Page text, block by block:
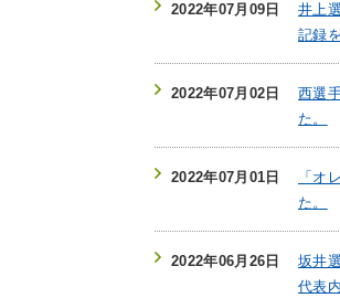
2022年07月09日
井上
記録
2022年07月02日
西選
た。
2022年07月01日
「オ
た。
2022年06月26日
坂井
代表